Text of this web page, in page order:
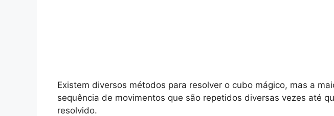
Existem diversos métodos para resolver o cubo mágico, mas a
sequência de movimentos que são repetidos diversas vezes até
resolvido.